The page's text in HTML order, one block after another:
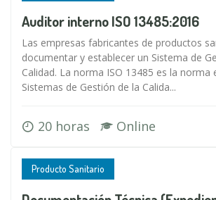
Auditor interno ISO 13485:2016
Las empresas fabricantes de productos
documentar y establecer un Sistema de
Calidad. La norma ISO 13485 es la norma
Sistemas de Gestión de la Calida...
20 horas Online
Producto Sanitario